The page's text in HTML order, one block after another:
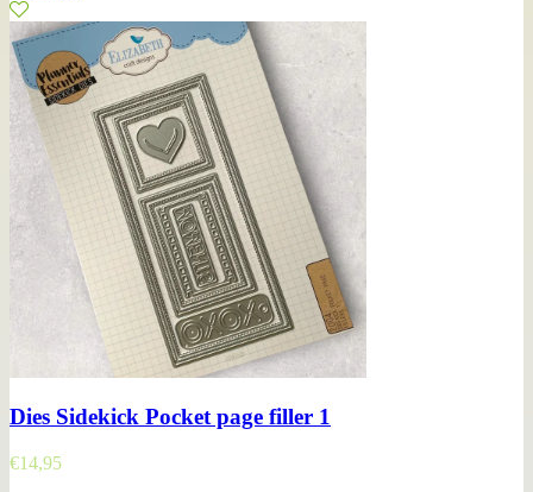
Dies Sidekick Pocket page filler 1
€14,95